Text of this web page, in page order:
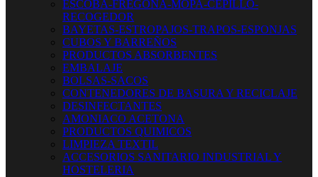
ESCOBA-FREGONA-MOPA-CEPILLO-
RECOGEDOR
BAYETAS-ESTROPAJOS-TRAPOS-ESPONJAS
CUBOS Y BARREÑOS
PRODUCTOS ABSORBENTES
EMBALAJE
BOLSAS-SACOS
CONTENEDORES DE BASURA Y RECICLAJE
DESINFECTANTES
AMONIACO ACETONA
PRODUCTOS QUIMICOS
LIMPIEZA TEXTIL
ACCESORIOS SANITARIO INDUSTRIAL Y
HOSTELERIA